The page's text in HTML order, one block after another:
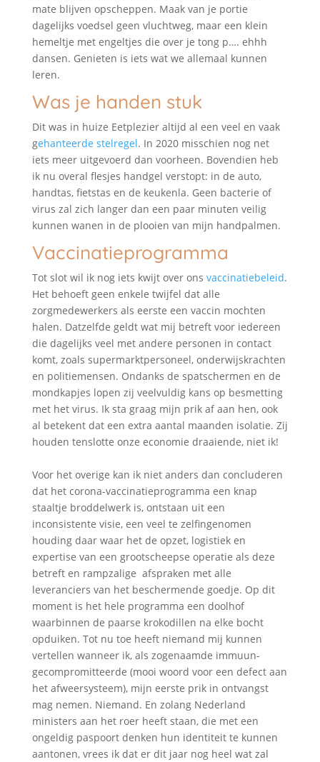
mate blijven opscheppen. Maak van je portie
dagelijks voedsel geen vluchtweg, maar een klein
hemeltje met engeltjes die over je tong p…. ehhh
dansen. Genieten is iets wat we allemaal kunnen
leren.
Was je handen stuk
Dit was in huize Eetplezier altijd al een veel en vaak
gehanteerde stelregel. In 2020 misschien nog net
iets meer uitgevoerd dan voorheen. Bovendien heb
ik nu overal flesjes handgel verstopt: in de auto,
handtas, fietstas en de keukenla. Geen bacterie of
virus zal zich langer dan een paar minuten veilig
kunnen wanen in de plooien van mijn handpalmen.
Vaccinatieprogramma
Tot slot wil ik nog iets kwijt over ons vaccinatiebeleid.
Het behoeft geen enkele twijfel dat alle
zorgmedewerkers als eerste een vaccin mochten
halen. Datzelfde geldt wat mij betreft voor iedereen
die dagelijks veel met andere personen in contact
komt, zoals supermarktpersoneel, onderwijskrachten
en politiemensen. Ondanks de spatschermen en de
mondkapjes lopen zij veelvuldig kans op besmetting
met het virus. Ik sta graag mijn prik af aan hen, ook
al betekent dat een extra aantal maanden isolatie. Zij
houden tenslotte onze economie draaiende, niet ik!
Voor het overige kan ik niet anders dan concluderen
dat het corona-vaccinatieprogramma een knap
staaltje broddelwerk is, ontstaan uit een
inconsistente visie, een veel te zelfingenomen
houding daar waar het de opzet, logistiek en
expertise van een grootscheepse operatie als deze
betreft en rampzalige afspraken met alle
leveranciers van het beschermende goedje. Op dit
moment is het hele programma een doolhof
waarbinnen de paarse krokodillen na elke bocht
opduiken. Tot nu toe heeft niemand mij kunnen
vertellen wanneer ik, als zogenaamde immuun-
gecompromitteerde (mooi woord voor een defect aan
het afweersysteem), mijn eerste prik in ontvangst
mag nemen. Niemand. En zolang Nederland
ministers aan het roer heeft staan, die met een
ongeldig paspoort denken hun identiteit te kunnen
aantonen, vrees ik dat er dit jaar nog heel wat zal